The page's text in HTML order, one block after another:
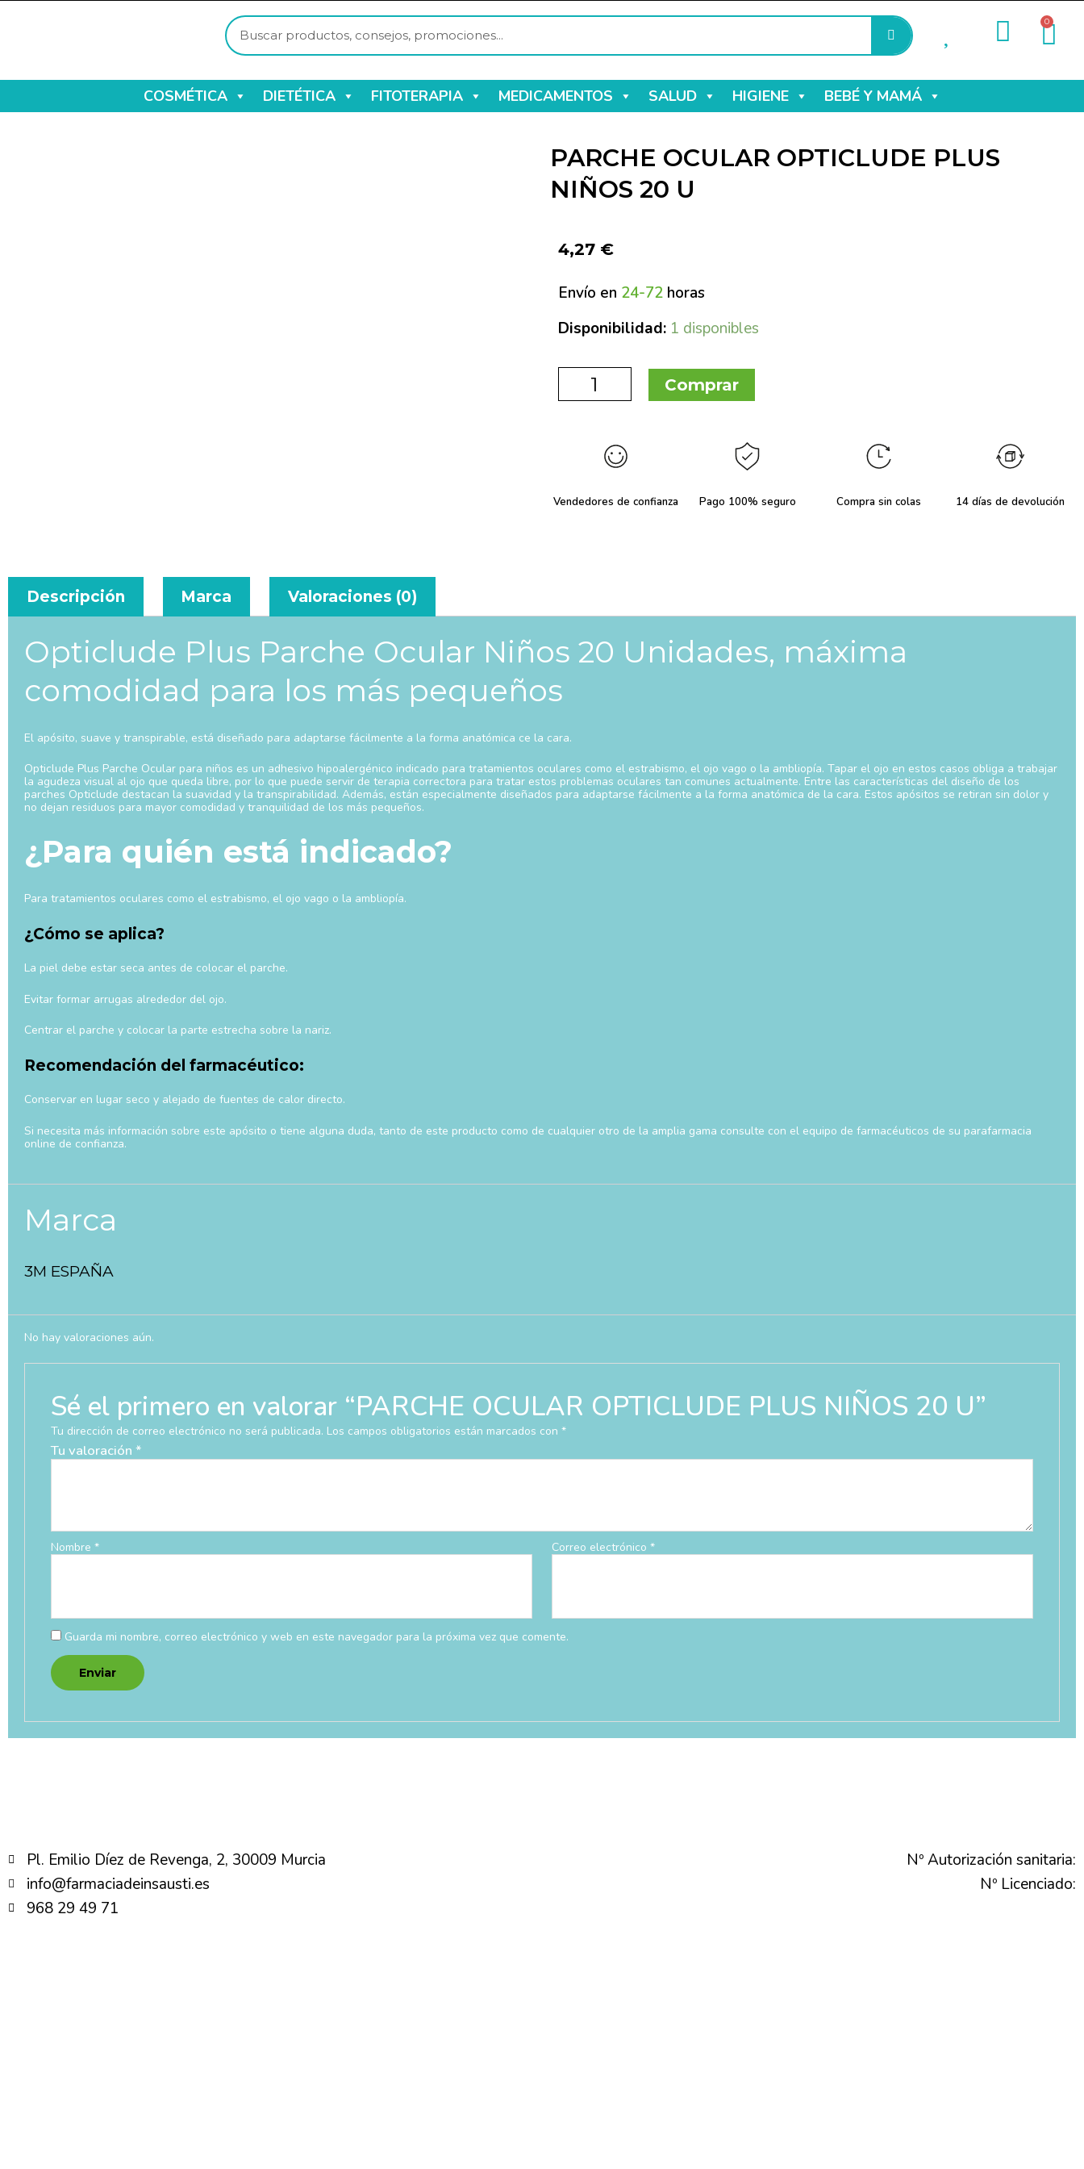
0
COSMÉTICA DIETÉTICA FITOTERAPIA MEDICAMENTOS SALUD HIGIENE BEBÉ Y MAMÁ
PARCHE OCULAR OPTICLUDE PLUS
NIÑOS 20 U
4,27 €
Envío en 24-72 horas
Disponibilidad: 1 disponibles
Comprar
Vendedores de confianza Pago 100% seguro Compra sin colas 14 días de devolución
Descripción Marca Valoraciones (0)
Opticlude Plus Parche Ocular Niños 20 Unidades, máxima
comodidad para los más pequeños
El apósito, suave y transpirable, está diseñado para adaptarse fácilmente a la forma anatómica ce la cara.
Opticlude Plus Parche Ocular para niños es un adhesivo hipoalergénico indicado para tratamientos oculares como el estrabismo, el ojo vago o la ambliopía. Tapar el ojo en estos casos obliga a trabajar
la agudeza visual al ojo que queda libre, por lo que puede servir de terapia correctora para tratar estos problemas oculares tan comunes actualmente. Entre las características del diseño de los
parches Opticlude destacan la suavidad y la transpirabilidad. Además, están especialmente diseñados para adaptarse fácilmente a la forma anatómica de la cara. Estos apósitos se retiran sin dolor y
no dejan residuos para mayor comodidad y tranquilidad de los más pequeños.
¿Para quién está indicado?
Para tratamientos oculares como el estrabismo, el ojo vago o la ambliopía.
¿Cómo se aplica?
La piel debe estar seca antes de colocar el parche.
Evitar formar arrugas alrededor del ojo.
Centrar el parche y colocar la parte estrecha sobre la nariz.
Recomendación del farmacéutico:
Conservar en lugar seco y alejado de fuentes de calor directo.
Si necesita más información sobre este apósito o tiene alguna duda, tanto de este producto como de cualquier otro de la amplia gama consulte con el equipo de farmacéuticos de su parafarmacia
online de confianza.
Marca
3M ESPAÑA
No hay valoraciones aún.
Sé el primero en valorar “PARCHE OCULAR OPTICLUDE PLUS NIÑOS 20 U”
Tu dirección de correo electrónico no será publicada. Los campos obligatorios están marcados con *
Tu valoración *
Nombre * Correo electrónico*
Guarda mi nombre, correo electrónico y web en este navegador para la próxima vez que comente.
Pl. Emilio Díez de Revenga, 2, 30009 Murcia
info@farmaciadeinsausti.es
968 29 49 71
Nº Autorización sanitaria:
Nº Licenciado: